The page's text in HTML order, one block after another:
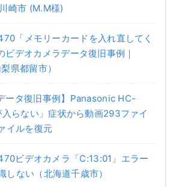
崎市 (M.M様)
「メモリーカードを入れ直してく
ビデオカメラデータ復旧事例｜
県都留市）
ータ復旧事例】Panasonic HC-
らない」症状から動画293ファイ
イルを復元
ビデオカメラ「C:13:01」エラー
ない（北海道千歳市）